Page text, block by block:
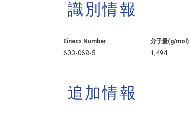
識別情報
Einecs Number
603-068-5
分子量(g/mol)
1,494
追加情報